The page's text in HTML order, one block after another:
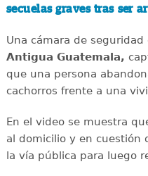
secuelas graves tras ser
Una cámara de seguridad
Antigua Guatemala,
que una persona
cachorros frente a una
En el video se muestra
al domicilio y en cuestión
la vía pública para luego